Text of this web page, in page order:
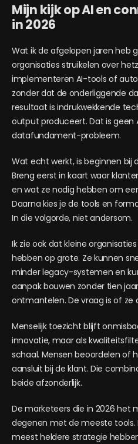
Mijn kijk op AI en
in 2026
Wat ik de afgelopen jaren heb
organisaties struikelen over
implementeren AI-tools of
zonder dat de onderliggende
resultaat is indrukwekkende
output produceert. Dat is geen
datafundament-probleem.
Wat echt werkt, is beginnen bij
Breng eerst in kaart waar
en wat ze nodig hebben om
Daarna kies je de tools en
In die volgorde, niet andersom.
Ik zie ook dat kleine
hebben op grote. Ze kunnen
minder legacy-systemen en
aanpak bouwen zonder tien
ontmantelen. De vraag is of
Menselijk toezicht blijft
innovatie, maar als
schaal. Mensen beoordelen of
aansluit bij de klant. Die
beide afzonderlijk.
De marketeers die in 2026 het
degenen met de meeste tools.
meest heldere strategie